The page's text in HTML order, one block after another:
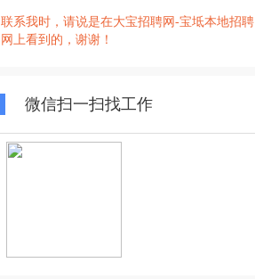
联系我时，请说是在大宝招聘网-宝坻本地招聘
网上看到的，谢谢！
微信扫一扫找工作